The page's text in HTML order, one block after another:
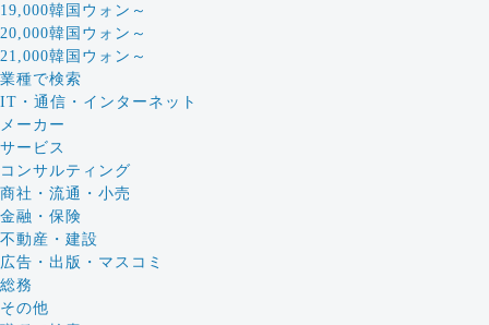
19,000韓国ウォン～
20,000韓国ウォン～
21,000韓国ウォン～
業種で検索
IT・通信・インターネット
メーカー
サービス
コンサルティング
商社・流通・小売
金融・保険
不動産・建設
広告・出版・マスコミ
総務
その他